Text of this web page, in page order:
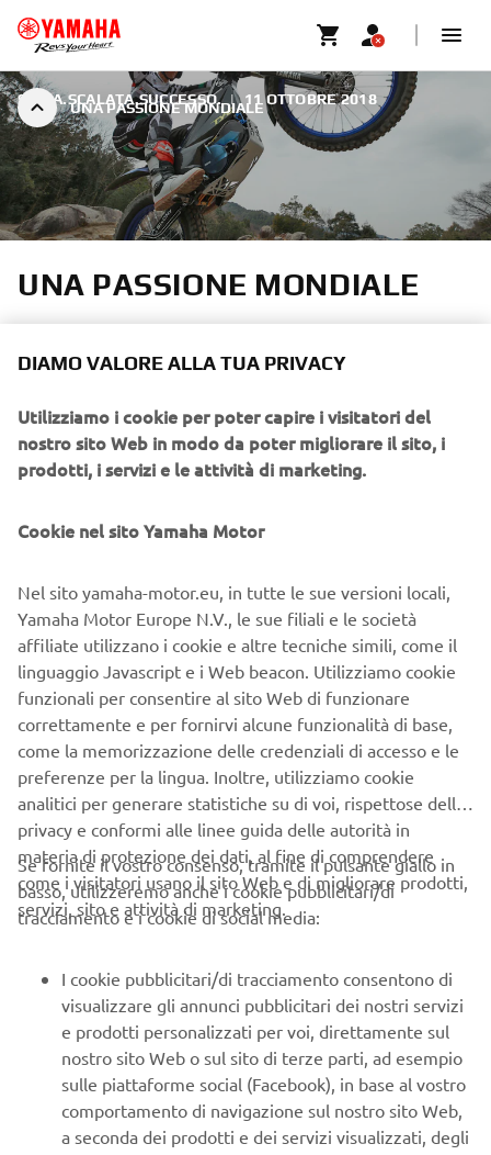
UNA PASSIONE MONDIALE
SFIDA.SCALATA.SUCCESSO. | 11 OTTOBRE 2018
UNA PASSIONE MONDIALE
clima che incoraggia la ricerca spontanea e indipendente.
orizzonti degli ingegneri, affinché possano favorire
l’innovazione in stile Yamaha. Questa è la storia di un
ingegnere, appassionato di trial, che è riuscito a
"Al momento, il problema più importante nei veicoli
elettrici (VE) è l'autonomia, che non costituisce però un
fattore cruciale nel trial. Se non destinassimo le risorse
all'autonomia e le investissimo invece in aspetti
importanti per il trial, come una coppia a basso regime e la
reattività del motore, potremmo migliorare ulteriormente
le moto a benzina. E' da molto tempo che ci penso."
DIAMO VALORE ALLA TUA PRIVACY
Utilizziamo i cookie per poter capire i visitatori del
nostro sito Web in modo da poter migliorare il sito, i
prodotti, i servizi e le attività di marketing.
Cookie nel sito Yamaha Motor
Nel sito yamaha-motor.eu, in tutte le sue versioni locali,
Yamaha Motor Europe N.V., le sue filiali e le società
affiliate utilizzano i cookie e altre tecniche simili, come il
linguaggio Javascript e i Web beacon. Utilizziamo cookie
funzionali per consentire al sito Web di funzionare
correttamente e per fornirvi alcune funzionalità di base,
come la memorizzazione delle credenziali di accesso e le
preferenze per la lingua. Inoltre, utilizziamo cookie
analitici per generare statistiche su di voi, rispettose della
privacy e conformi alle linee guida delle autorità in
materia di protezione dei dati, al fine di comprendere
come i visitatori usano il sito Web e di migliorare prodotti,
servizi, sito e attività di marketing.
Se fornite il vostro consenso, tramite il pulsante giallo in
basso, utilizzeremo anche i cookie pubblicitari/di
tracciamento e i cookie di social media:
I cookie pubblicitari/di tracciamento consentono di
visualizzare gli annunci pubblicitari dei nostri servizi
e prodotti personalizzati per voi, direttamente sul
nostro sito Web o sul sito di terze parti, ad esempio
sulle piattaforme social (Facebook), in base al vostro
comportamento di navigazione sul nostro sito Web,
a seconda dei prodotti e dei servizi visualizzati, degli